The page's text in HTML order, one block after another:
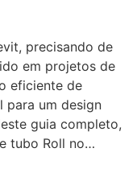
precisando de
em projetos de
eficiente de
para um design
guia completo,
tubo Roll no…